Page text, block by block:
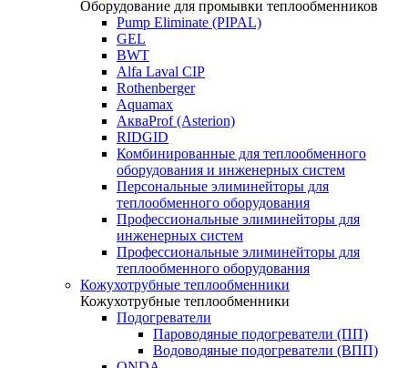
Оборудование для промывки теплообменников
Pump Eliminate (PIPAL)
GEL
BWT
Alfa Laval CIP
Rothenberger
Aquamax
АкваProf (Asterion)
RIDGID
Комбинированные для теплообменного
оборудования и инженерных систем
Персональные элиминейторы для
теплообменного оборудования
Профессиональные элиминейторы для
инженерных систем
Профессиональные элиминейторы для
теплообменного оборудования
Кожухотрубные теплообменники
Кожухотрубные теплообменники
Подогреватели
Пароводяные подогреватели (ПП)
Водоводяные подогреватели (ВПП)